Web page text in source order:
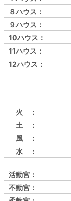
８ハウス：
９ハウス：
10ハウス：
11ハウス：
12ハウス：
火 ：
土 ：
風 ：
水 ：
活動宮：
不動宮：